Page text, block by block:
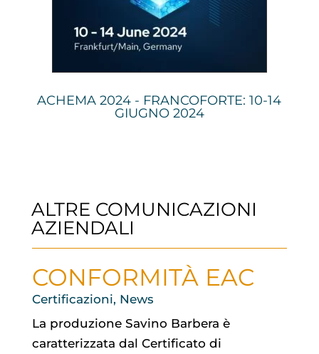
ACHEMA 2024 - FRANCOFORTE: 10-14
GIUGNO 2024
ALTRE COMUNICAZIONI
AZIENDALI
CONFORMITÀ EAC
Certificazioni, News
La produzione Savino Barbera è
caratterizzata dal Certificato di